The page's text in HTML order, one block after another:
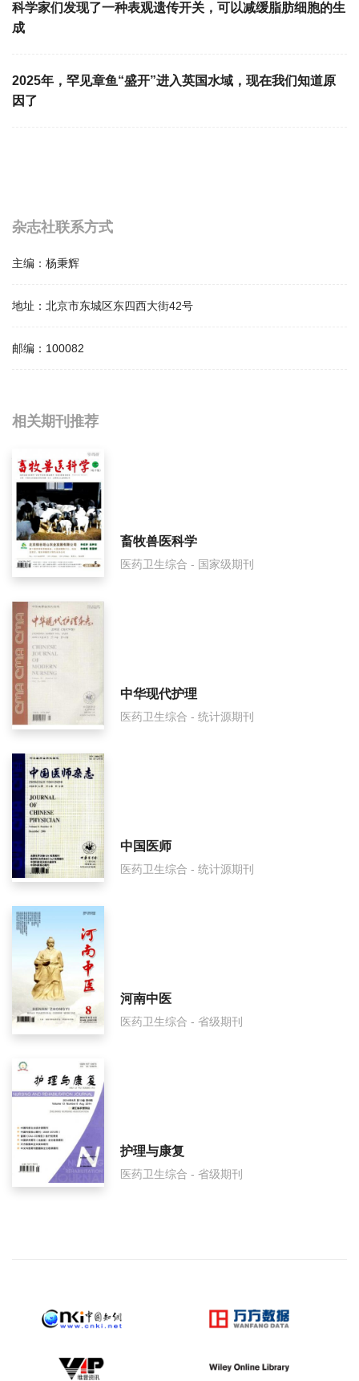
科学家们发现了一种表观遗传开关，可以减缓脂肪细胞的生
成
2025年，罕见章鱼“盛开”进入英国水域，现在我们知道原
因了
杂志社联系方式
主编： 杨秉辉
地址： 北京市东城区东四西大街42号
邮编： 100082
相关提问
健康世界影响因子是多少？
健康世界怎么样？
健康世界面费如何收取？
健康世界是什么级别刊物？
健康世界审稿要多久？
健康世界是国家级期刊吗？
相关期刊推荐
畜牧兽医科学
医药卫生综合 - 国家级期刊
中华现代护理
医药卫生综合 - 统计源期刊
中国医师
医药卫生综合 - 统计源期刊
河南中医
医药卫生综合 - 省级期刊
护理与康复
医药卫生综合 - 省级期刊